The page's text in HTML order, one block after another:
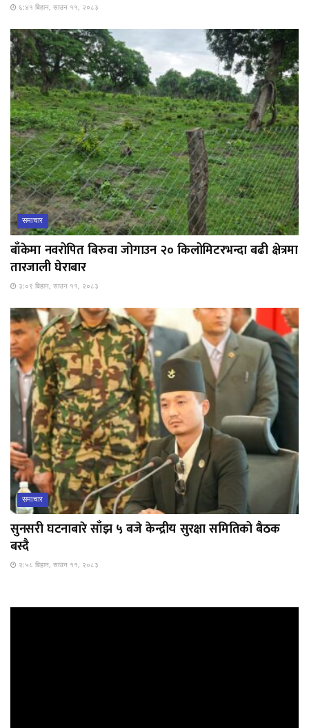
६:४१ बिहान, साउन ११, २०८३
समाचार
बाँकेमा नवरोपित बिरुवा जोगाउन २० किलोमिटरभन्दा बढी क्षेत्रमा
तारजाली घेराबार
३:०९ बिहान, साउन ११, २०८३
समाचार
सुनसरी घटनाबारे साँझ ५ बजे केन्द्रीय सुरक्षा समितिको बैठक
बस्दै
२:५८ बिहान, साउन ११, २०८३